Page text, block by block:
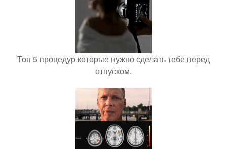
Топ 5 процедур которые нужно сделать тебе перед
отпуском.